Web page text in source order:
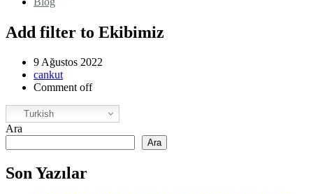
Add filter to Ekibimiz
9 Ağustos 2022
cankut
Comment off
Turkish
Ara
Ara
Son Yazılar